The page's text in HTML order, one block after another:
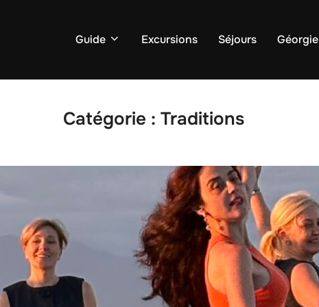
Guide Excursions Séjours Géorgie
Catégorie : Traditions